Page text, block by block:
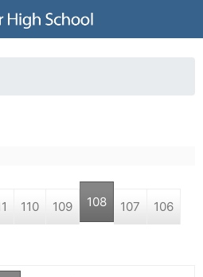
navigation
110 109 108 107 106